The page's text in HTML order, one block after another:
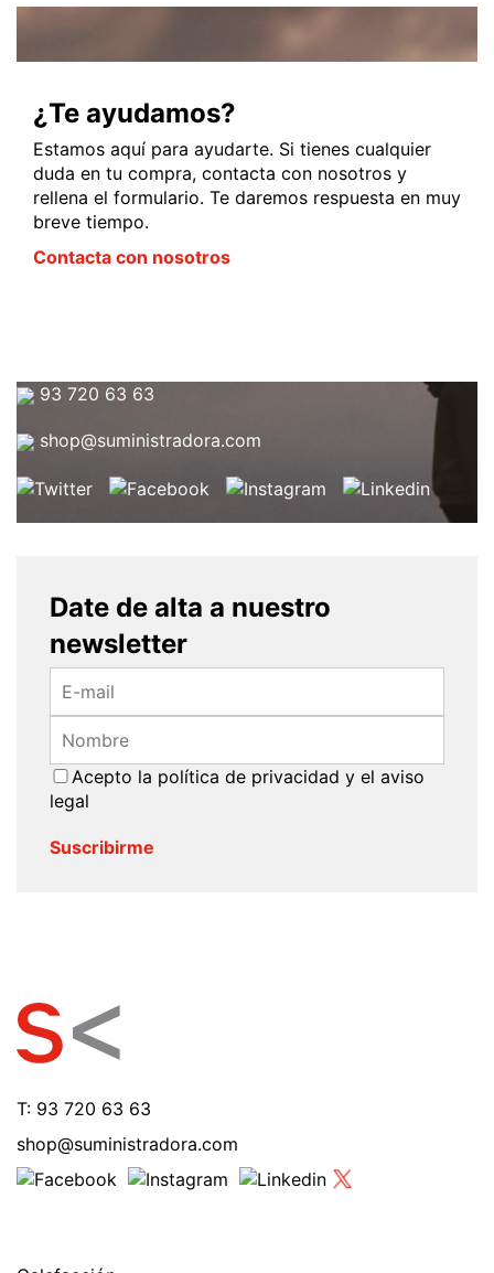
¿Te ayudamos?
Estamos aquí para ayudarte. Si tienes cualquier
duda en tu compra, contacta con nosotros y
rellena el formulario. Te daremos respuesta en muy
breve tiempo.
Contacta con nosotros
93 720 63 63
shop@suministradora.com
Date de alta a nuestro
newsletter
Acepto la política de privacidad y el aviso
legal
T: 93 720 63 63
shop@suministradora.com